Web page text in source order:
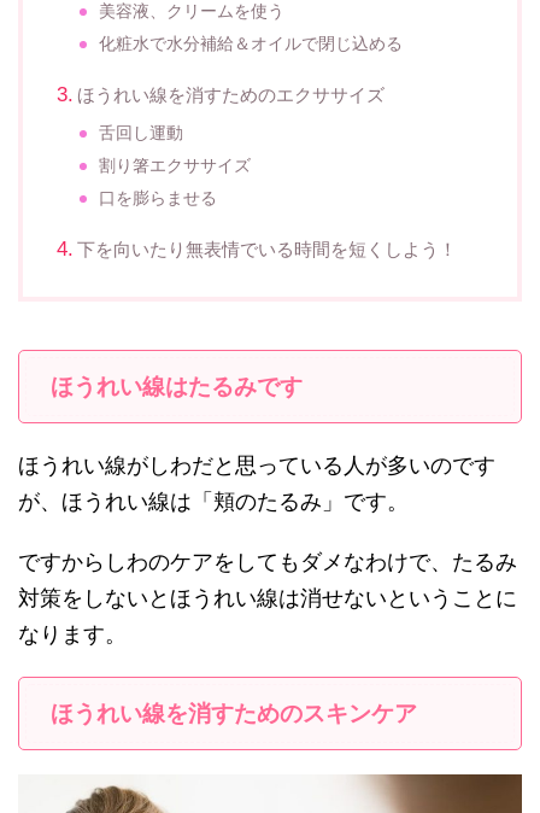
美容液、クリームを使う
化粧水で水分補給＆オイルで閉じ込める
ほうれい線を消すためのエクササイズ
舌回し運動
割り箸エクササイズ
口を膨らませる
下を向いたり無表情でいる時間を短くしよう！
ほうれい線はたるみです
ほうれい線がしわだと思っている人が多いのです
が、ほうれい線は「頬のたるみ」です。
ですからしわのケアをしてもダメなわけで、たるみ
対策をしないとほうれい線は消せないということに
なります。
ほうれい線を消すためのスキンケア